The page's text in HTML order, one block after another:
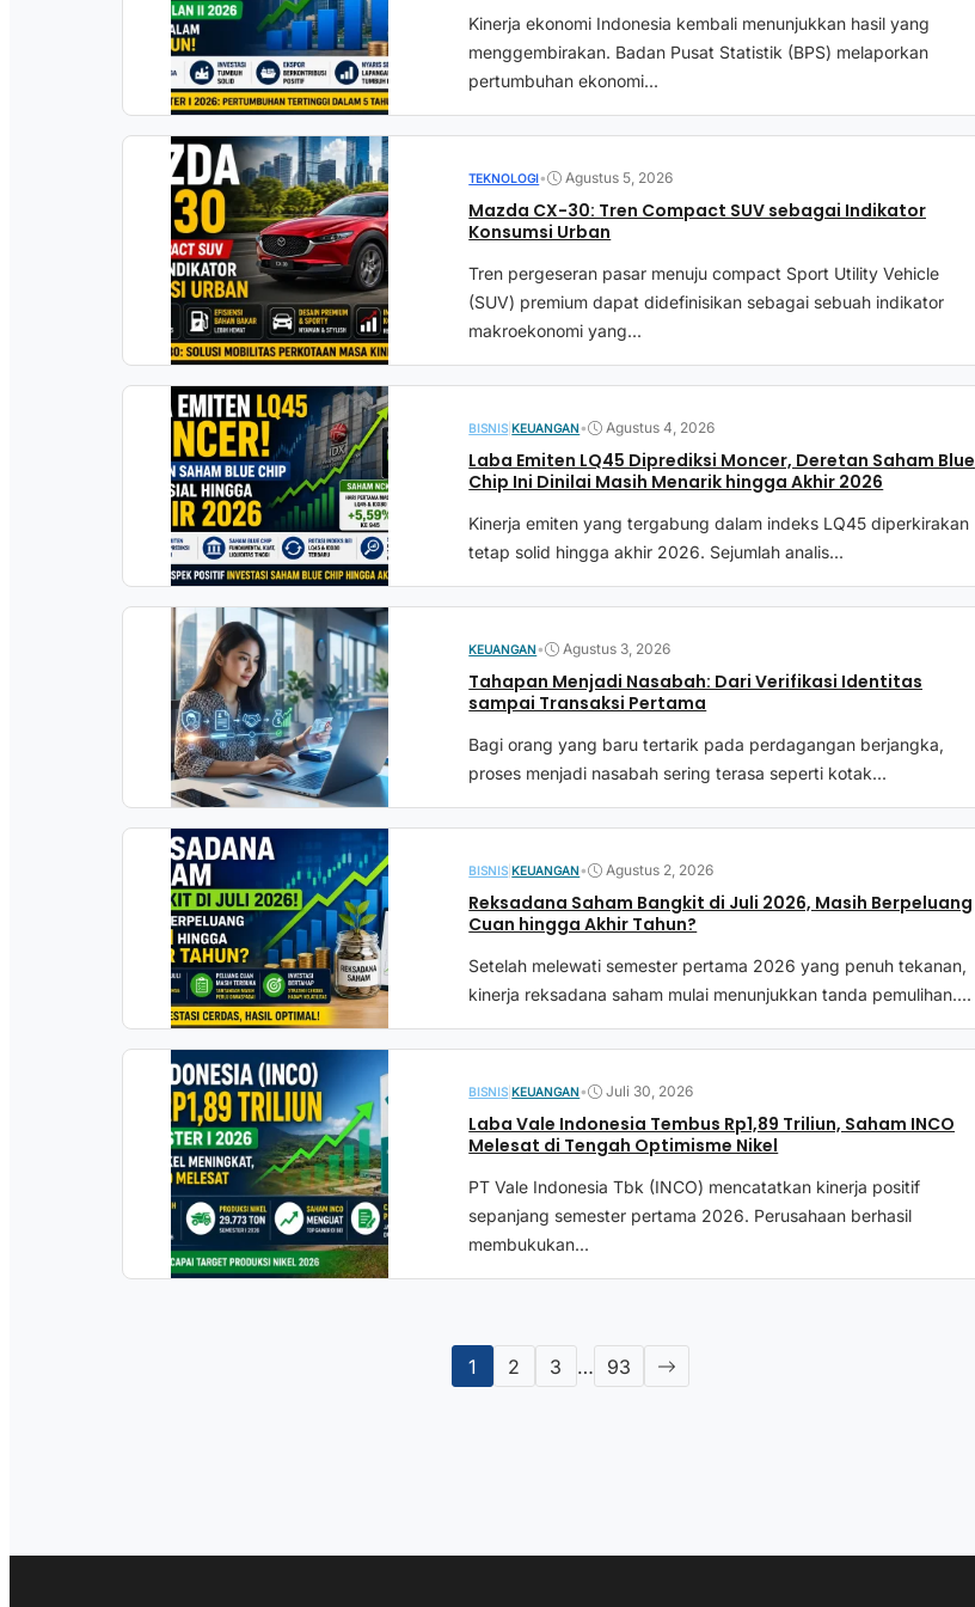
Kinerja ekonomi Indonesia kembali menunjukkan hasil yang
menggembirakan. Badan Pusat Statistik (BPS) melaporkan
pertumbuhan ekonomi...
TEKNOLOGI• Agustus 5, 2026
Mazda CX-30: Tren Compact SUV sebagai Indikator
Konsumsi Urban
Tren pergeseran pasar menuju compact Sport Utility Vehicle
(SUV) premium dapat didefinisikan sebagai sebuah indikator
makroekonomi yang...
BISNIS |KEUANGAN• Agustus 4, 2026
Laba Emiten LQ45 Diprediksi Moncer, Deretan Saham Blue
Chip Ini Dinilai Masih Menarik hingga Akhir 2026
Kinerja emiten yang tergabung dalam indeks LQ45 diperkirakan
tetap solid hingga akhir 2026. Sejumlah analis...
KEUANGAN• Agustus 3, 2026
Tahapan Menjadi Nasabah: Dari Verifikasi Identitas
sampai Transaksi Pertama
Bagi orang yang baru tertarik pada perdagangan berjangka,
proses menjadi nasabah sering terasa seperti kotak...
BISNIS |KEUANGAN• Agustus 2, 2026
Reksadana Saham Bangkit di Juli 2026, Masih Berpeluang
Cuan hingga Akhir Tahun?
Setelah melewati semester pertama 2026 yang penuh tekanan,
kinerja reksadana saham mulai menunjukkan tanda pemulihan....
BISNIS |KEUANGAN• Juli 30, 2026
Laba Vale Indonesia Tembus Rp1,89 Triliun, Saham INCO
Melesat di Tengah Optimisme Nikel
PT Vale Indonesia Tbk (INCO) mencatatkan kinerja positif
sepanjang semester pertama 2026. Perusahaan berhasil
membukukan...
1 2 3 … 93